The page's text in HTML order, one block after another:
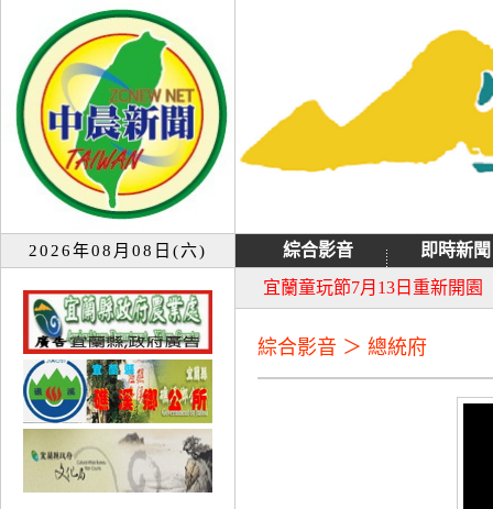
2026年08月08日(六) 綜合影音
即時新聞
宜蘭童玩節7月13日重新開園
大同音樂祭延期至8月9日禮
綜合影音 ＞ 總統府